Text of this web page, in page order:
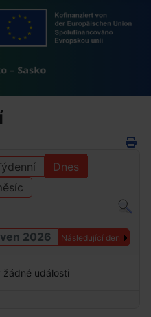
Dnes
2026 Následující den
události